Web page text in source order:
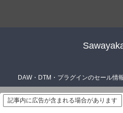
DAW・DTM・プラグインのセール情
記事内に広告が含まれる場合があります